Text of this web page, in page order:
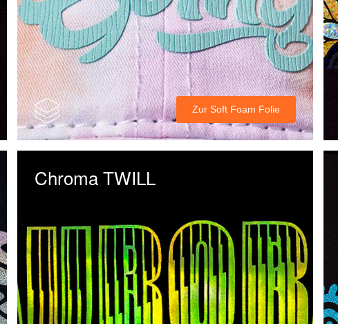
Zur Soft Foam Folie
Chroma TWILL